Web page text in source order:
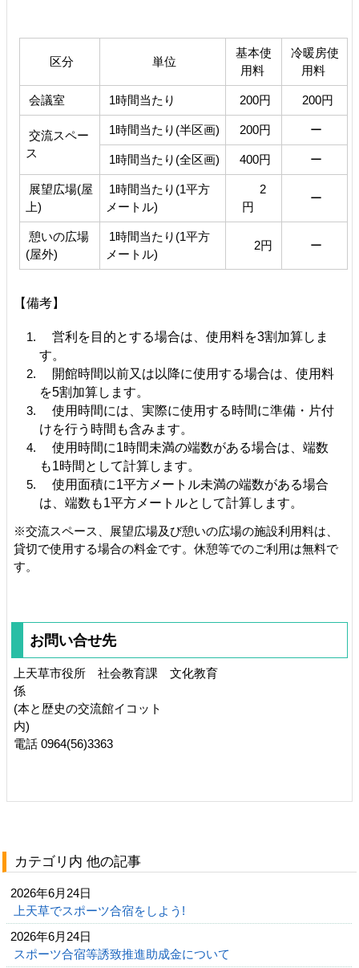
区分 単位
基本使
用料
冷暖房使
用料
会議室 1時間当たり 200円 200円
交流スペー
ス
1時間当たり(半区画) 200円 ー
1時間当たり(全区画) 400円 ー
展望広場(屋
上)
1時間当たり(1平方
メートル)
2
円
ー
憩いの広場
(屋外)
1時間当たり(1平方
メートル)
2円 ー
【備考】
営利を目的とする場合は、使用料を3割加算しま
す。
開館時間以前又は以降に使用する場合は、使用料
を5割加算します。
使用時間には、実際に使用する時間に準備・片付
けを行う時間も含みます。
使用時間に1時間未満の端数がある場合は、端数
も1時間として計算します。
使用面積に1平方メートル未満の端数がある場合
は、端数も1平方メートルとして計算します。
※交流スペース、展望広場及び憩いの広場の施設利用料は、
貸切で使用する場合の料金です。休憩等でのご利用は無料で
す。
お問い合せ先
上天草市役所 社会教育課 文化教育
(本と歴史の交流館イコット
電話 0964(56)3363
カテゴリ内 他の記事
2026年6月24日
上天草でスポーツ合宿をしよう!
2026年6月24日
スポーツ合宿等誘致推進助成金について